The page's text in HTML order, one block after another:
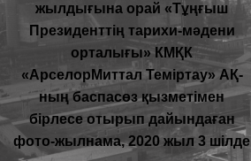
жылдығына орай «Тұңғыш
Президенттің тарихи-мәдени
орталығы» КМҚК
«АрселорМиттал Теміртау» АҚ-
ның баспасөз қызметімен
бірлесе отырып дайындаған
фото-жылнама, 2020 жыл 3 шілде